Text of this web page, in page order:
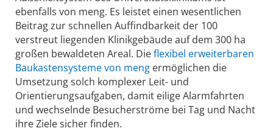
ebenfalls von meng. Es leistet einen wesentlichen
Beitrag zur schnellen Auffindbarkeit der 100
verstreut liegenden Klinikgebäude auf dem 300 ha
großen bewaldeten Areal. Dieflexibel erweiterbaren
Baukastensysteme von meng ermöglichen die
Umsetzung solch komplexer Leit- und
Orientierungsaufgaben, damit eilige Alarmfahrten
und wechselnde Besucherströme bei Tag und Nacht
ihre Ziele sicher finden.